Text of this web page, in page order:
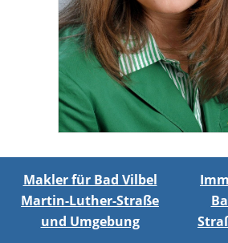
Makler für Bad Vilbel
Martin-Luther-Straße
und Umgebung